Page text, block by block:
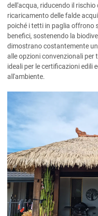
dell'acqua, riducendo il
ricaricamento delle falde
poiché i tetti in paglia offrono
benefici, sostenendo la
dimostrano costantemente
alle opzioni convenzionali per
ideali per le certificazioni edili
all'ambiente.